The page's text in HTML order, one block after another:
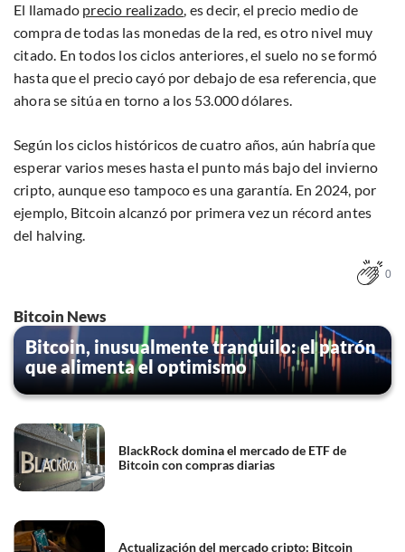
El llamado precio realizado, es decir, el precio medio de
compra de todas las monedas de la red, es otro nivel muy
citado. En todos los ciclos anteriores, el suelo no se formó
hasta que el precio cayó por debajo de esa referencia, que
ahora se sitúa en torno a los 53.000 dólares.
Según los ciclos históricos de cuatro años, aún habría que
esperar varios meses hasta el punto más bajo del invierno
cripto, aunque eso tampoco es una garantía. En 2024, por
ejemplo, Bitcoin alcanzó por primera vez un récord antes
del halving.
0
Bitcoin News
Bitcoin, inusualmente tranquilo: el patrón
que alimenta el optimismo
BlackRock domina el mercado de ETF de
Bitcoin con compras diarias
Actualización del mercado cripto: Bitcoin